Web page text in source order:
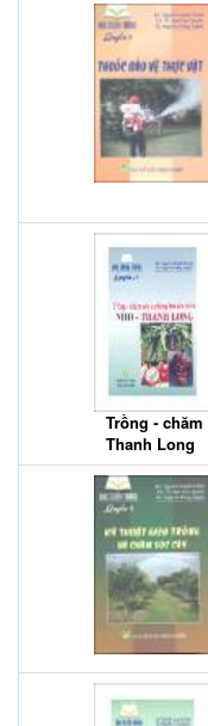
Trồng -
Thanh Long